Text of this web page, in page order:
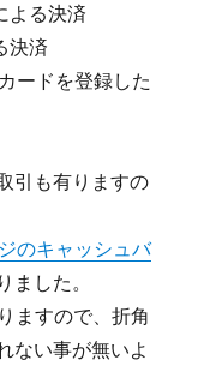
よる決済
決済
ードを登録した
引も有りますの
のキャッシュバ
ました。
ますので、折角
ない事が無いよ